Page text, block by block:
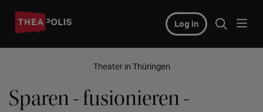
Log in
Theater in Thüringen
Sparen - fusionieren -